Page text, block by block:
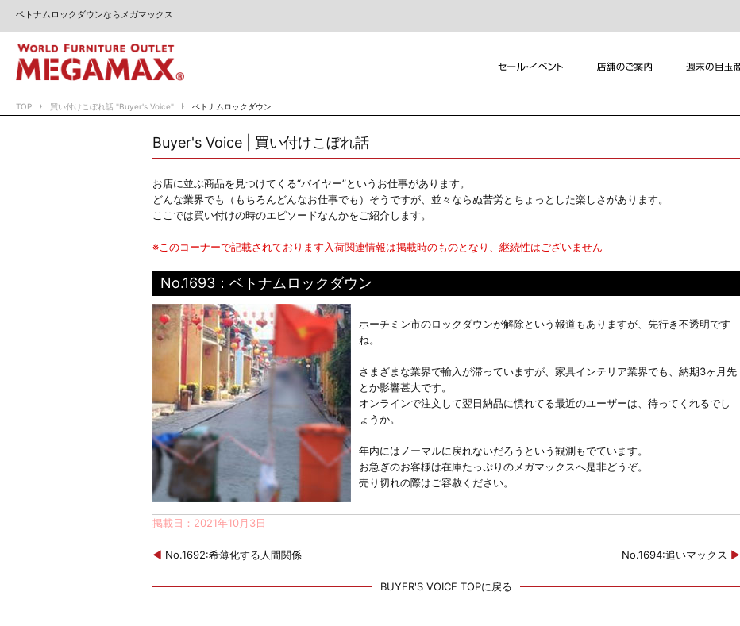
ベトナムロックダウンならメガマックス
TOP 買い付けこぼれ話 "Buyer's Voice" ベトナムロックダウン
Buyer's Voice | 買い付けこぼれ話
お店に並ぶ商品を見つけてくる“バイヤー”というお仕事があります。
どんな業界でも（もちろんどんなお仕事でも）そうですが、並々ならぬ苦労とちょっとした楽しさがあります。
ここでは買い付けの時のエピソードなんかをご紹介します。
※このコーナーで記載されております入荷関連情報は掲載時のものとなり、継続性はございません
No.1693：ベトナムロックダウン
ホーチミン市のロックダウンが解除という報道もありますが、先行き不透明です
ね。
さまざまな業界で輸入が滞っていますが、家具インテリア業界でも、納期3ヶ月先
とか影響甚大です。
オンラインで注文して翌日納品に慣れてる最近のユーザーは、待ってくれるでし
ょうか。
年内にはノーマルに戻れないだろうという観測もでています。
お急ぎのお客様は在庫たっぷりのメガマックスへ是非どうぞ。
売り切れの際はご容赦ください。
掲載日：2021年10月3日
◀ No.1692:希薄化する人間関係 No.1694:追いマックス ▶
BUYER'S VOICE TOPに戻る